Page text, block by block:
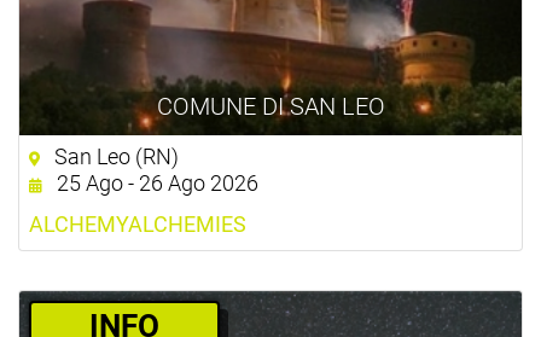
COMUNE DI SAN LEO
San Leo (RN)
25 Ago - 26 Ago 2026
ALCHEMYALCHEMIES
­INFO